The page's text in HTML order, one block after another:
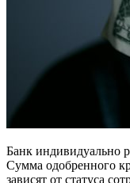
Банк индивидуально
Сумма одобренного
зависят от статуса